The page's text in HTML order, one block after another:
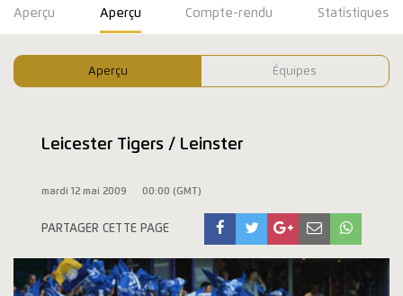
Aperçu Aperçu Compte-rendu Statistiques
Aperçu Équipes
Leicester Tigers / Leinster
mardi 12 mai 2009 00:00 (GMT)
PARTAGER CETTE PAGE